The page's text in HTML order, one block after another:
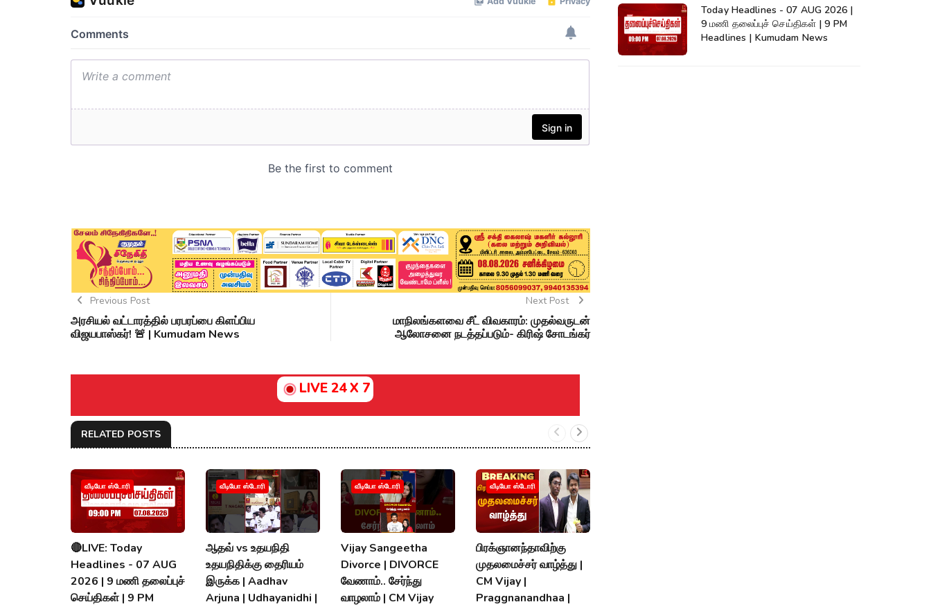
Previous Post
அரசியல் வட்டாரத்தில் பரபரப்பை கிளப்பிய
விஜயபாஸ்கர்! 🚨 | Kumudam News
Next Post
மாநிலங்களவை சீட் விவகாரம்: முதல்வருடன்
ஆலோசனை நடத்தப்படும்- கிரிஷ் சோடங்கர்
LIVE 24 X 7
RELATED POSTS
வீடியோ ஸ்டோரி
🔴LIVE: Today
Headlines - 07 AUG
2026 | 9 மணி தலைப்புச்
செய்திகள் | 9 PM
வீடியோ ஸ்டோரி
ஆதவ் vs உதயநிதி
உதயநிதிக்கு தைரியம்
இருக்க | Aadhav
Arjuna | Udhayanidhi |
வீடியோ ஸ்டோரி
Vijay Sangeetha
Divorce | DIVORCE
வேணாம்.. சேர்ந்து
வாழலாம் | CM Vijay
வீடியோ ஸ்டோரி
பிரக்ஞானந்தாவிற்கு
முதலமைச்சர் வாழ்த்து |
CM Vijay |
Praggnanandhaa |
Today Headlines - 07 AUG 2026 |
9 மணி தலைப்புச் செய்திகள் | 9 PM
Headlines | Kumudam News